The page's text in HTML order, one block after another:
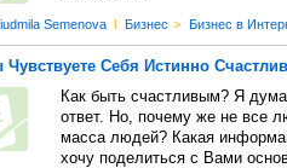
Semenova l Бизнес > Бизнес в
Себя Истинно
Как быть счастливым? Я
ответ. Но, почему же не все
масса людей? Какая
хочу поделиться с Вами